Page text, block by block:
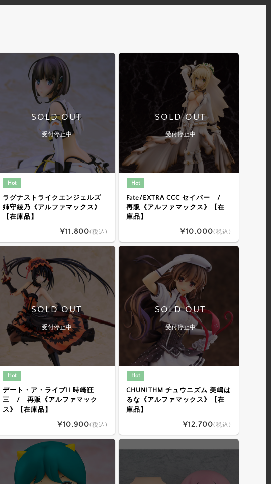
SOLD OUT
受付停止中
Hot
ラグナストライクエンジェルズ
姉守綾乃《アルファマックス》
【在庫品】
¥11,800(税込)
SOLD OUT
受付停止中
Hot
Fate/EXTRA CCC セイバー /
再販《アルファマックス》【在
庫品】
¥10,000(税込)
SOLD OUT
受付停止中
Hot
デート・ア・ライブII 時崎狂
三 / 再販《アルファマック
ス》【在庫品】
¥10,900(税込)
SOLD OUT
受付停止中
Hot
CHUNITHM チュウニズム 美嶋は
るな《アルファマックス》【在
庫品】
¥12,700(税込)